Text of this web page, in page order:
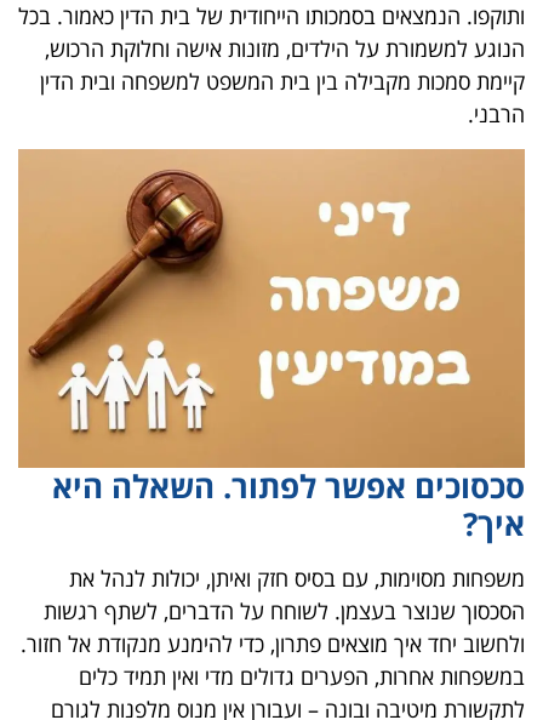
ותוקפו. הנמצאים בסמכותו הייחודית של בית הדין כאמור. בכל
הנוגע למשמורת על הילדים, מזונות אישה וחלוקת הרכוש,
קיימת סמכות מקבילה בין בית המשפט למשפחה ובית הדין
הרבני.
סכסוכים אפשר לפתור. השאלה היא
איך?
משפחות מסוימות, עם בסיס חזק ואיתן, יכולות לנהל את
הסכסוך שנוצר בעצמן. לשוחח על הדברים, לשתף רגשות
ולחשוב יחד איך מוצאים פתרון, כדי להימנע מנקודת אל חזור.
במשפחות אחרות, הפערים גדולים מדי ואין תמיד כלים
לתקשורת מיטיבה ובונה – ועבורן אין מנוס מלפנות לגורם